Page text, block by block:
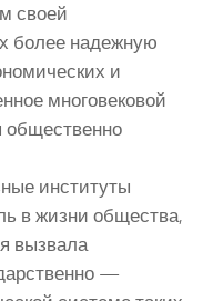
своей
более надежную
и
многовековой
общественно
институты
в жизни общества,
вызвала
—